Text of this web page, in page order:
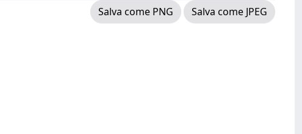
Salva come PNG
Salva come JPEG